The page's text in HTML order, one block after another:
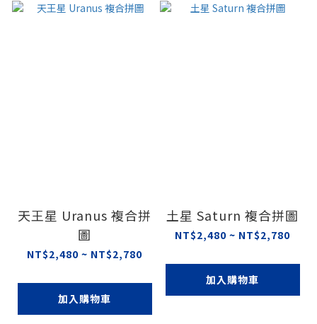
天王星 Uranus 複合拼
圖
NT$2,480 ~ NT$2,780
加入購物車
土星 Saturn 複合拼圖
NT$2,480 ~ NT$2,780
加入購物車